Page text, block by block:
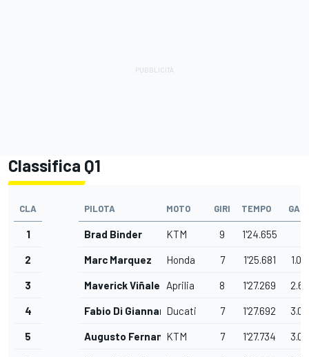
Classifica Q1
CLA PILOTA MOTO GIRI TEMPO GAP
1 Brad Binder KTM 9 1'24.655
2 Marc Marquez Honda 7 1'25.681
3 Maverick Viñales Aprilia 8 1'27.269
4 Fabio Di Giannantonio
Ducati 7 1'27.692
5 Augusto Fernandez
KTM 7 1'27.734